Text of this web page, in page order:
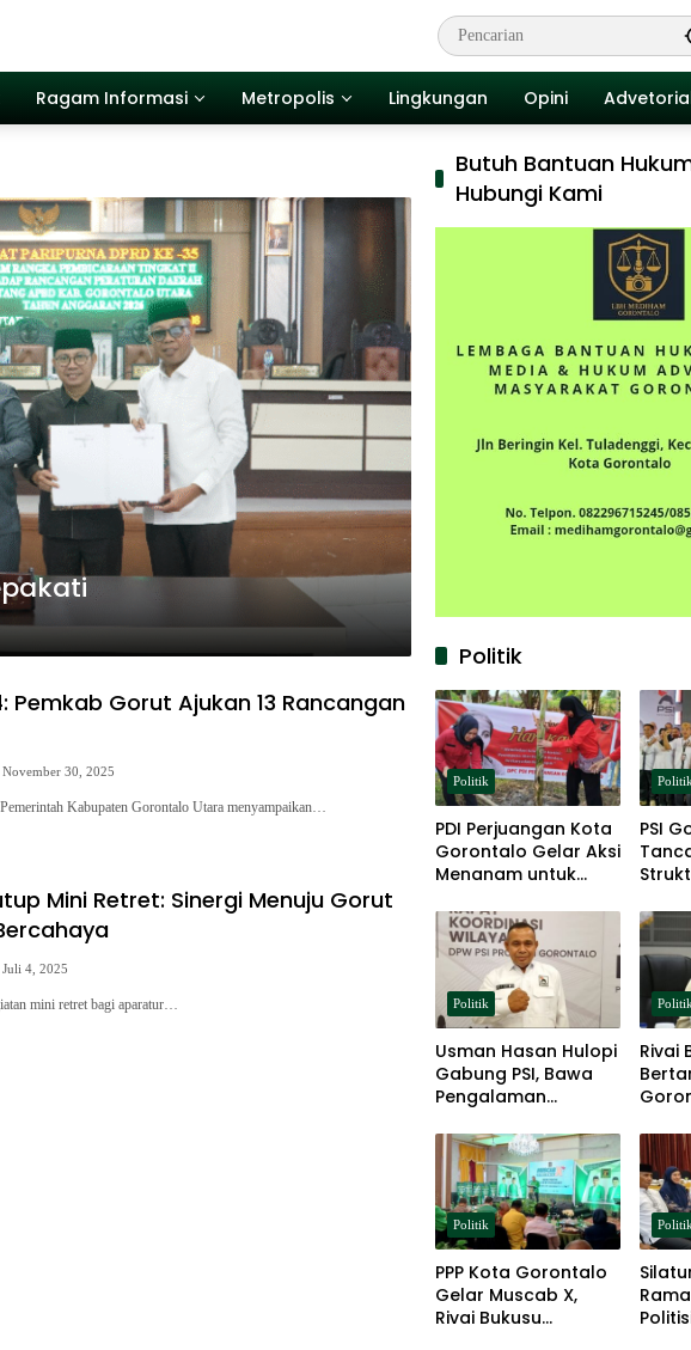
Ragam Informasi Metropolis Lingkungan Opini
Pemkab Gorut Ajukan 13 Rancangan
November 30, 2025
Kabupaten Gorontalo Utara menyampaikan…
Mini Retret: Sinergi Menuju Gorut
Juli 4, 2025
mini retret bagi aparatur…
Butuh Bantuan
Hubungi Kami
Politik
Politik
PDI Perjuangan Kota
Gorontalo Gelar Aksi
Menanam untuk
Politik
PSI
Politik
Usman Hasan Hulopi
Gabung PSI, Bawa
Pengalaman
Akar Rumput
Politik
Rivai
Politik
PPP Kota Gorontalo
Gelar Muscab X,
Rivai Bukusu
Politik